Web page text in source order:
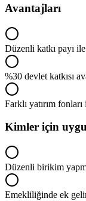
Avantajları
Düzenli katkı payı
%30 devlet katkısı
Farklı yatırım
Kimler için
Düzenli birikim
Emekliliğinde ek